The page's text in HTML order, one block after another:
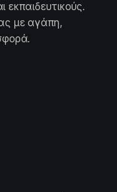
εκπαιδευτικούς.
με αγάπη,